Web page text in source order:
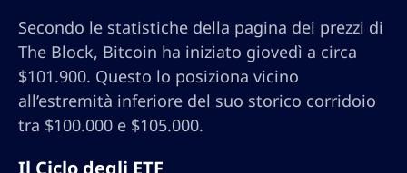
Secondo le statistiche della pagina dei prezzi di
The Block, Bitcoin ha iniziato giovedì a circa
$101.900. Questo lo posiziona vicino
all’estremità inferiore del suo storico corridoio
tra $100.000 e $105.000.
Il Ciclo degli ETF